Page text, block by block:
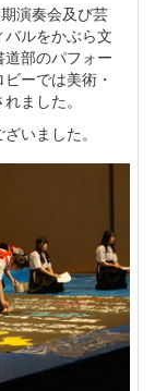
演奏会及び芸
ルをかぶら文
部のパフォー
ーでは美術・
ました。
いました。